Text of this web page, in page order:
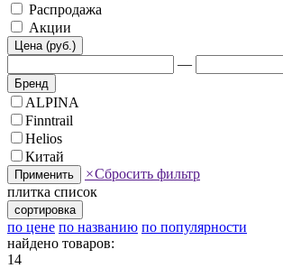
Распродажа
Акции
Цена (руб.)
—
Бренд
ALPINA
Finntrail
Helios
Китай
Применить ×Сбросить фильтр
плитка список
сортировка
по цене по названию по популярности
найдено товаров:
14